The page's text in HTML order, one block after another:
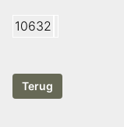
10632